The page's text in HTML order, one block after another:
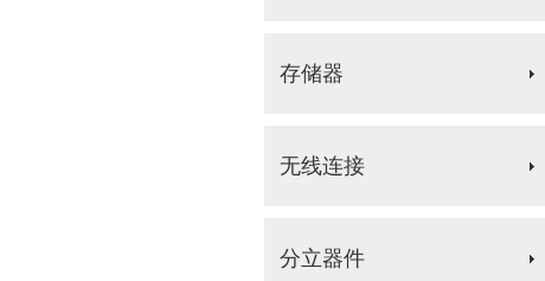
存储器
无线连接
分立器件